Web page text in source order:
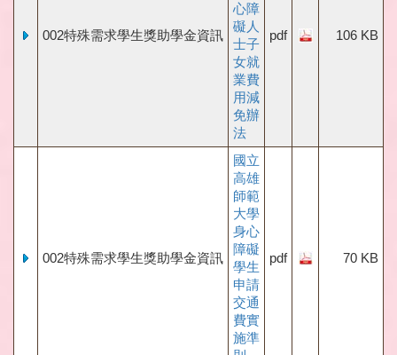
002特殊需求學生獎助學金資訊
心障
礙人
士子
女就
業費
用減
免辦
法
pdf 106 KB
002特殊需求學生獎助學金資訊
國立
高雄
師範
大學
身心
障礙
學生
申請
交通
費實
施準
pdf 70 KB